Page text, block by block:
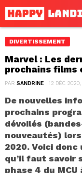
DIVERTISSEMENT
Marvel : Les
prochains films
PAR SANDRINE 12 DÉC 2020,
De nouvelles
prochains
dévoilés
nouveautés)
2020. Voici
qu’il faut savoir
phase 4 du MCU